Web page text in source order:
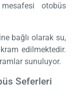
otobüs
bağlı olarak su,
edilmektedir.
sunuluyor.
Seferleri